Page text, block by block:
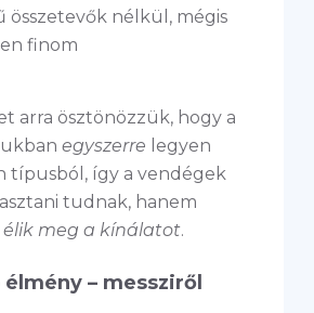
összetevők nélkül, mégis
finom
arra ösztönözzük, hogy a
egyszerre legyen
típusból, így a vendégek
tudnak, hanem
meg a kínálatot.
– messziről